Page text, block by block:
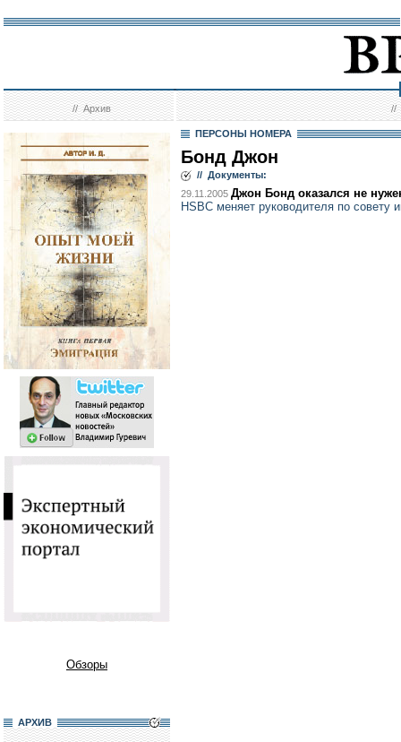
//Архив //
Обзоры
АРХИВ
ПЕРСОНЫ НОМЕРА
Бонд Джон
// Документы:
29.11.2005 Джон Бонд оказался не
HSBC меняет руководителя по совету